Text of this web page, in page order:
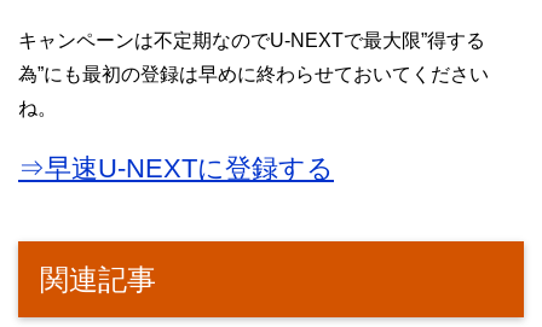
キャンペーンは不定期なのでU-NEXTで最大限”得する
為”にも最初の登録は早めに終わらせておいてください
ね。
⇒早速U-NEXTに登録する
関連記事